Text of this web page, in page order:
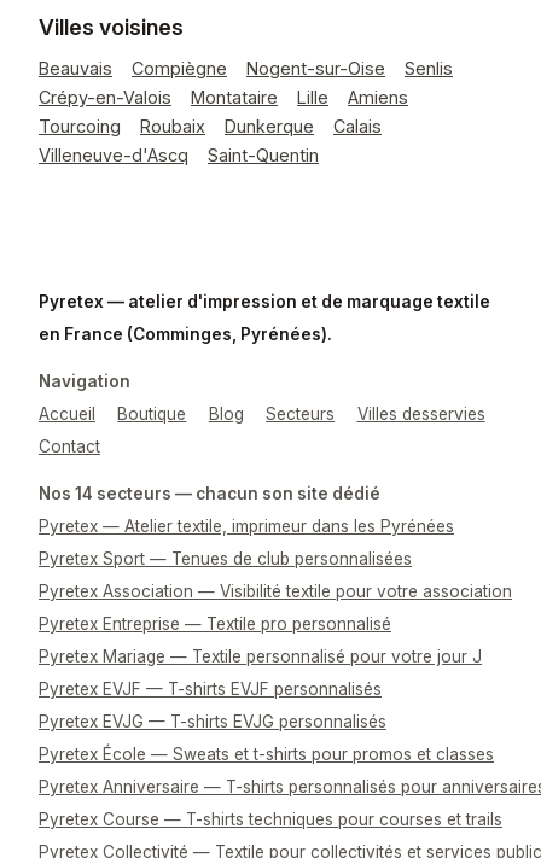
Villes voisines
Beauvais Compiègne Nogent-sur-Oise
Senlis
Crépy-en-Valois
Montataire Lille
Amiens
Tourcoing
Roubaix Dunkerque
Calais
Villeneuve-d'Ascq
Saint-Quentin
Pyretex — atelier d'impression et de marquage textile
en France (Comminges, Pyrénées).
Navigation
Accueil
Boutique Blog Secteurs
Villes desservies
Contact
Nos 14 secteurs — chacun son site dédié
Pyretex — Atelier textile, imprimeur dans les Pyrénées
Pyretex Sport — Tenues de club personnalisées
Pyretex Association — Visibilité textile pour votre association
Pyretex Entreprise — Textile pro personnalisé
Pyretex Mariage — Textile personnalisé pour votre jour J
Pyretex EVJF — T-shirts EVJF personnalisés
Pyretex EVJG — T-shirts EVJG personnalisés
Pyretex École — Sweats et t-shirts pour promos et classes
Pyretex Anniversaire — T-shirts personnalisés pour
Pyretex Course — T-shirts techniques pour courses et trails
Pyretex Collectivité — Textile pour collectivités et services